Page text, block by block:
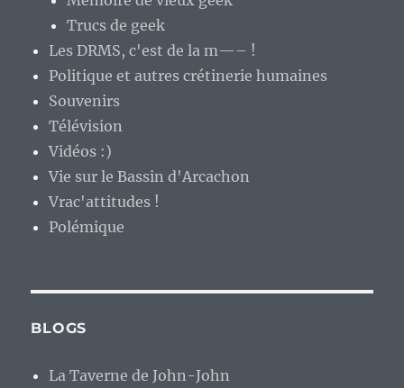
Trucs de geek
Les DRMS, c'est de la m—– !
Politique et autres crétinerie humaines
Souvenirs
Télévision
Vidéos :)
Vie sur le Bassin d'Arcachon
Vrac'attitudes !
Polémique
BLOGS
La Taverne de John-John